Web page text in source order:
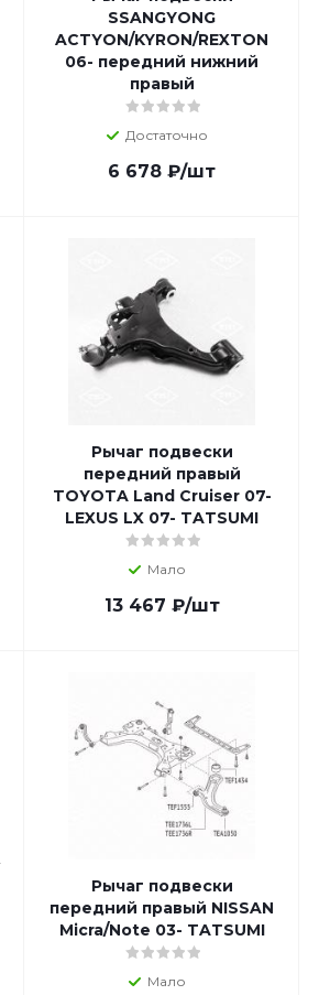
SSANGYONG
ACTYON/KYRON/REXTON
06- передний нижний
правый
Достаточно
6 678 ₽/шт
Рычаг подвески
передний правый
TOYOTA Land Cruiser 07-
LEXUS LX 07- TATSUMI
Мало
13 467 ₽/шт
Рычаг подвески
передний правый NISSAN
Micra/Note 03- TATSUMI
Мало